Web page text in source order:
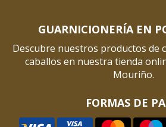
GUARNICIONERÍA EN
Descubre nuestros productos de
caballos en nuestra tienda
Mouriño.
FORMAS DE